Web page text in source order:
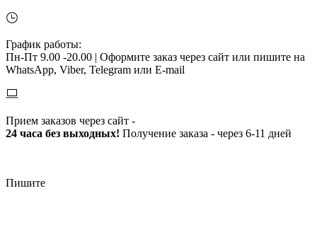
График работы:
Пн-Пт 9.00 -20.00 | Оформите заказ через сайт или пишите на
WhatsApp, Viber, Telegram или E-mail
Прием заказов через сайт -
24 часа без выходных! Получение заказа - через 6-11 дней
Пишите